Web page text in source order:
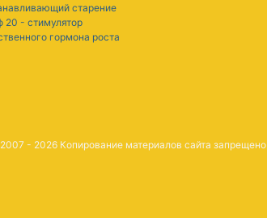
старение
20 - стимулятор
гормона роста
- 2026 Копирование материалов сайта